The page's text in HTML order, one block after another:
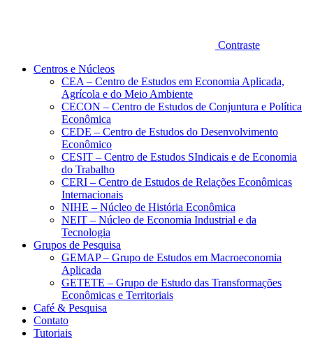
Contraste
Centros e Núcleos
CEA – Centro de Estudos em Economia Aplicada,
Agrícola e do Meio Ambiente
CECON – Centro de Estudos de Conjuntura e Política
Econômica
CEDE – Centro de Estudos do Desenvolvimento
Econômico
CESIT – Centro de Estudos SIndicais e de Economia
do Trabalho
CERI – Centro de Estudos de Relações Econômicas
Internacionais
NIHE – Núcleo de História Econômica
NEIT – Núcleo de Economia Industrial e da
Tecnologia
Grupos de Pesquisa
GEMAP – Grupo de Estudos em Macroeconomia
Aplicada
GETETE – Grupo de Estudo das Transformações
Econômicas e Territoriais
Café & Pesquisa
Contato
Tutoriais